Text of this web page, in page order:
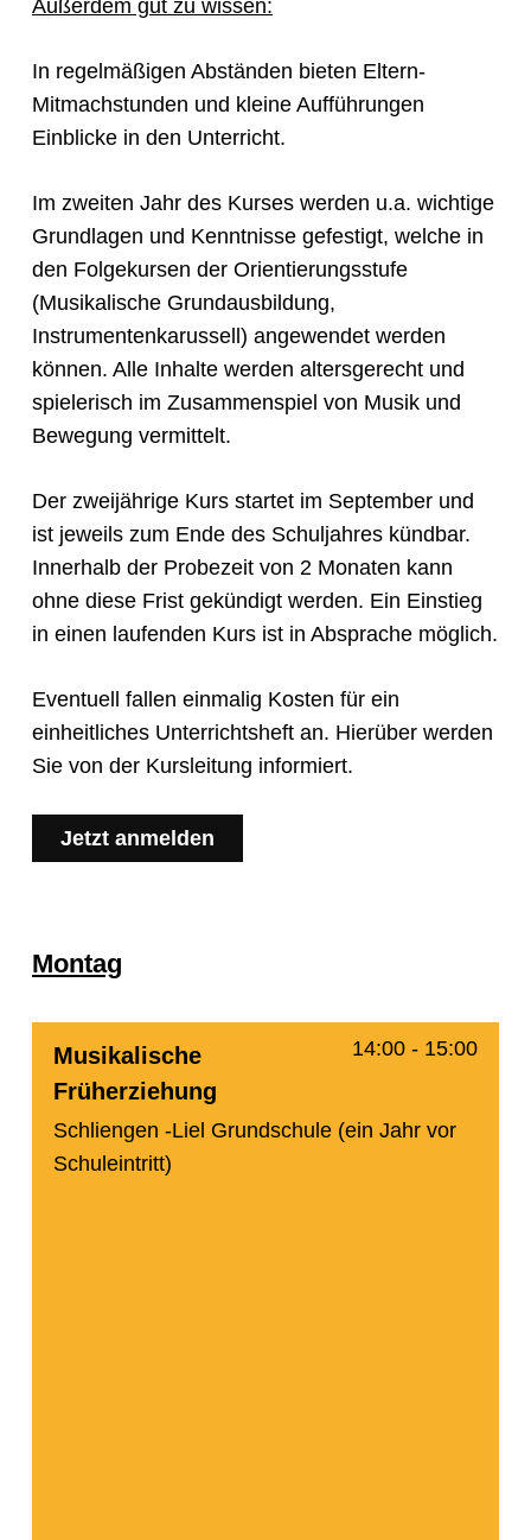
Außerdem gut zu wissen:
In regelmäßigen Abständen bieten Eltern-
Mitmachstunden und kleine Aufführungen
Einblicke in den Unterricht.
Im zweiten Jahr des Kurses werden u.a. wichtige
Grundlagen und Kenntnisse gefestigt, welche in
den Folgekursen der Orientierungsstufe
(Musikalische Grundausbildung,
Instrumentenkarussell) angewendet werden
können. Alle Inhalte werden altersgerecht und
spielerisch im Zusammenspiel von Musik und
Bewegung vermittelt.
Der zweijährige Kurs startet im September und
ist jeweils zum Ende des Schuljahres kündbar.
Innerhalb der Probezeit von 2 Monaten kann
ohne diese Frist gekündigt werden. Ein Einstieg
in einen laufenden Kurs ist in Absprache möglich.
Eventuell fallen einmalig Kosten für ein
einheitliches Unterrichtsheft an. Hierüber werden
Sie von der Kursleitung informiert.
Jetzt anmelden
Montag
14:00 - 15:00
Musikalische
Früherziehung
Schliengen -Liel Grundschule (ein Jahr vor
Schuleintritt)